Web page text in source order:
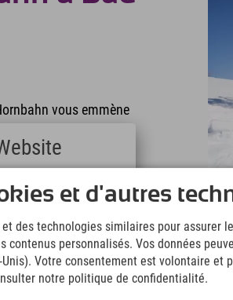
vous emmène
longs virages.et d'autres
des technologies similaires pour assurer
contenus personnalisés. Vos données
Votre consentement est volontaire et
notre politique de confidentialité.
Deutsch